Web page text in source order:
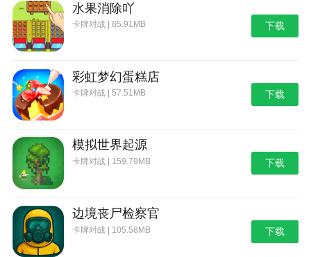
水果消除吖
卡牌对战 | 85.91MB 下载
彩虹梦幻蛋糕店
卡牌对战 | 57.51MB 下载
模拟世界起源
卡牌对战 | 159.79MB 下载
边境丧尸检察官
卡牌对战 | 105.58MB 下载